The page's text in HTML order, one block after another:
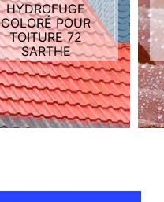
HYDROFUGE
COLORÉ POUR
TOITURE 72
SARTHE